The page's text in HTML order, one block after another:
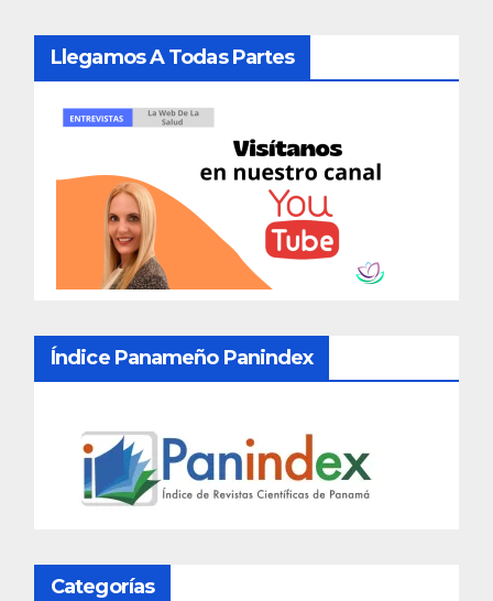
Llegamos A Todas Partes
Índice Panameño Panindex
Categorías